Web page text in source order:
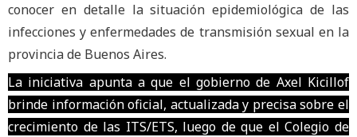
conocer en detalle la situación epidemiológica de las
infecciones y enfermedades de transmisión sexual en la
provincia de Buenos Aires.
La iniciativa apunta a que el gobierno de Axel Kicillof
brinde información oficial, actualizada y precisa sobre el
crecimiento de las ITS/ETS, luego de que el Colegio de